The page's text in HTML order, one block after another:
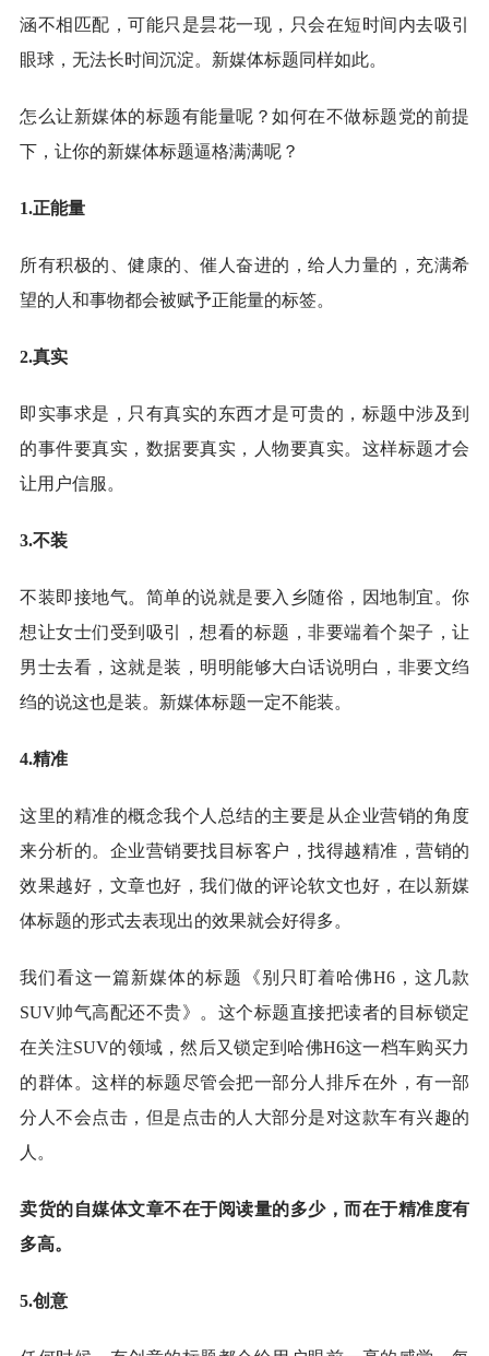
涵不相匹配，可能只是昙花一现，只会在短时间内去吸引
眼球，无法长时间沉淀。新媒体标题同样如此。
怎么让新媒体的标题有能量呢？如何在不做标题党的前提
下，让你的新媒体标题逼格满满呢？
1.正能量
所有积极的、健康的、催人奋进的，给人力量的，充满希
望的人和事物都会被赋予正能量的标签。
2.真实
即实事求是，只有真实的东西才是可贵的，标题中涉及到
的事件要真实，数据要真实，人物要真实。这样标题才会
让用户信服。
3.不装
不装即接地气。简单的说就是要入乡随俗，因地制宜。你
想让女士们受到吸引，想看的标题，非要端着个架子，让
男士去看，这就是装，明明能够大白话说明白，非要文绉
绉的说这也是装。新媒体标题一定不能装。
4.精准
这里的精准的概念我个人总结的主要是从企业营销的角度
来分析的。企业营销要找目标客户，找得越精准，营销的
效果越好，文章也好，我们做的评论软文也好，在以新媒
体标题的形式去表现出的效果就会好得多。
我们看这一篇新媒体的标题《别只盯着哈佛H6，这几款
SUV帅气高配还不贵》。这个标题直接把读者的目标锁定
在关注SUV的领域，然后又锁定到哈佛H6这一档车购买力
的群体。这样的标题尽管会把一部分人排斥在外，有一部
分人不会点击，但是点击的人大部分是对这款车有兴趣的
人。
卖货的自媒体文章不在于阅读量的多少，而在于精准度有
多高。
5.创意